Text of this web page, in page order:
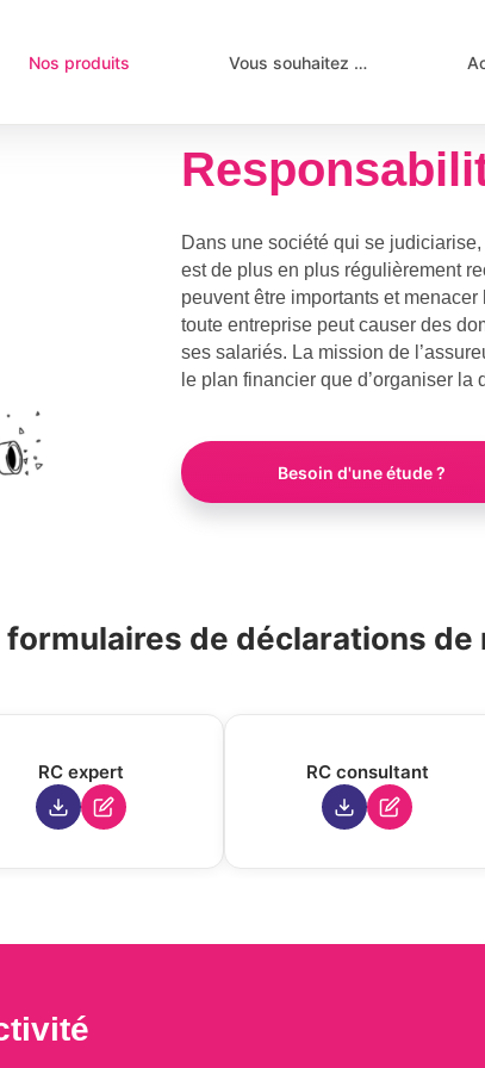
Nos produits Vous souhaitez …
Dans une société qui se
est de plus en plus régulièrement
peuvent être importants et
toute entreprise peut causer des
ses salariés. La mission de
le plan financier que d’organiser la
Besoin d'une étude ?
formulaires de déclarations de
RC expert RC consultant